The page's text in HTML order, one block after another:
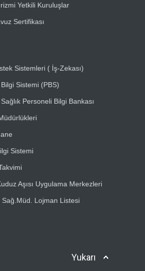
Yetkili Kuruluşlar
Sertifikası
Sistemleri ( İş-Zekası)
Sistemi (PBS)
Sağlık Personeli Bilgi Bankası
Sistemi
Aşısı Uygulama Merkezleri
Sağ.Müd. Lojman Listesi
Yukarı